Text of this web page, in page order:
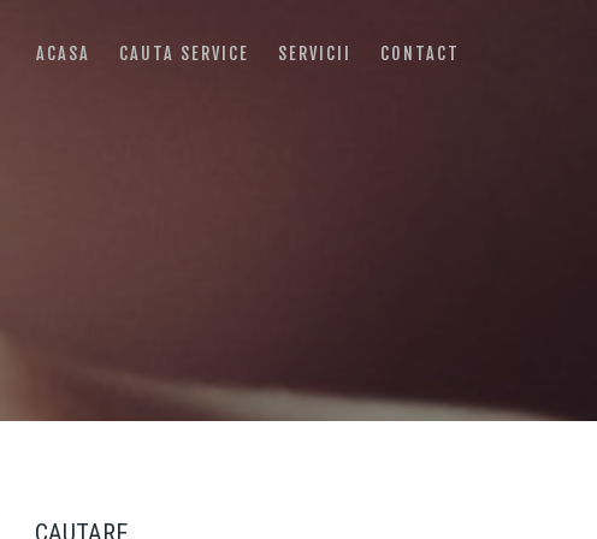
ACASA CAUTA SERVICE SERVICII CONTACT
CAUTARE